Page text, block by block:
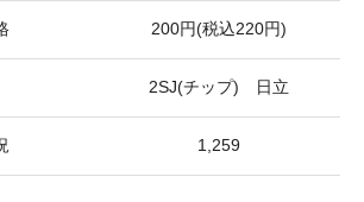
200円(税込220円)
2SJ(チップ) 日立
1,259